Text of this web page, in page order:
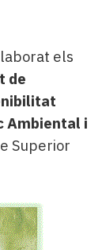
els
de
Ambiental i
Superior